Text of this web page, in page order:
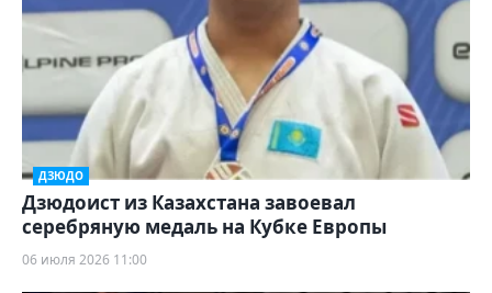
ДЗЮДО
Дзюдоист из Казахстана завоевал
серебряную медаль на Кубке Европы
06 июля 2026 11:00